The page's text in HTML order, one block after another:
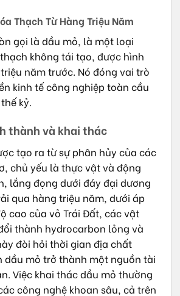
Thạch Từ Hàng Triệu Năm
gọi là dầu mỏ, là một loại
không tái tạo, được hình
năm trước. Nó đóng vai trò
kinh tế công nghiệp toàn cầu
kỷ.
thành và khai thác
tạo ra từ sự phân hủy của các
chủ yếu là thực vật và động
lắng đọng dưới đáy đại dương
qua hàng triệu năm, dưới áp
cao của vỏ Trái Đất, các vật
thành hydrocarbon lỏng và
đòi hỏi thời gian địa chất
dầu mỏ trở thành một nguồn tài
Việc khai thác dầu mỏ thường
công nghệ khoan sâu, cả trên